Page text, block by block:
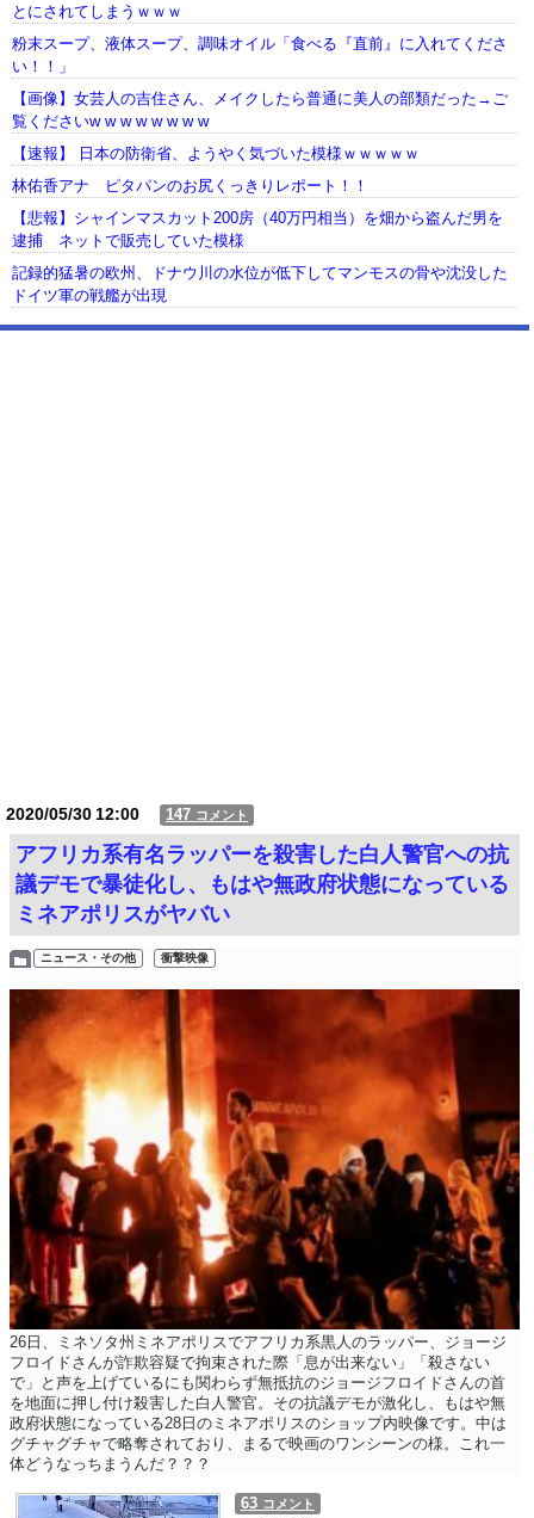
とにされてしまうｗｗｗ
粉末スープ、液体スープ、調味オイル「食べる『直前』に入れてくださ
い！！」
【画像】女芸人の吉住さん、メイクしたら普通に美人の部類だった→ご
覧くださいw w w w w w w w
【速報】 日本の防衛省、ようやく気づいた模様ｗｗｗｗｗ
林佑香アナ ピタパンのお尻くっきりレポート！！
【悲報】シャインマスカット200房（40万円相当）を畑から盗んだ男を
逮捕 ネットで販売していた模様
記録的猛暑の欧州、ドナウ川の水位が低下してマンモスの骨や沈没した
ドイツ軍の戦艦が出現
【動画】USJの禁止エリアに子どもたちが続々乱入 → スタッフが注意し
2020/05/3012:00 147 コメント
アフリカ系有名ラッパーを殺害した白人警官への抗
議デモで暴徒化し、もはや無政府状態になっている
ミネアポリスがヤバい
ニュース・その他 衝撃映像
26日、ミネソタ州ミネアポリスでアフリカ系黒人のラッパー、ジョージ
フロイドさんが詐欺容疑で拘束された際「息が出来ない」「殺さない
で」と声を上げているにも関わらず無抵抗のジョージフロイドさんの首
を地面に押し付け殺害した白人警官。その抗議デモが激化し、もはや無
政府状態になっている28日のミネアポリスのショップ内映像です。中は
グチャグチャで略奪されており、まるで映画のワンシーンの様。これ一
体どうなっちまうんだ？？？
63 コメント